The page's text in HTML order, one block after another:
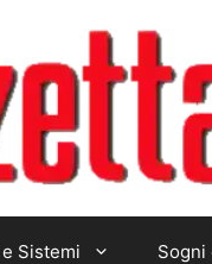
Sistemi Sogni